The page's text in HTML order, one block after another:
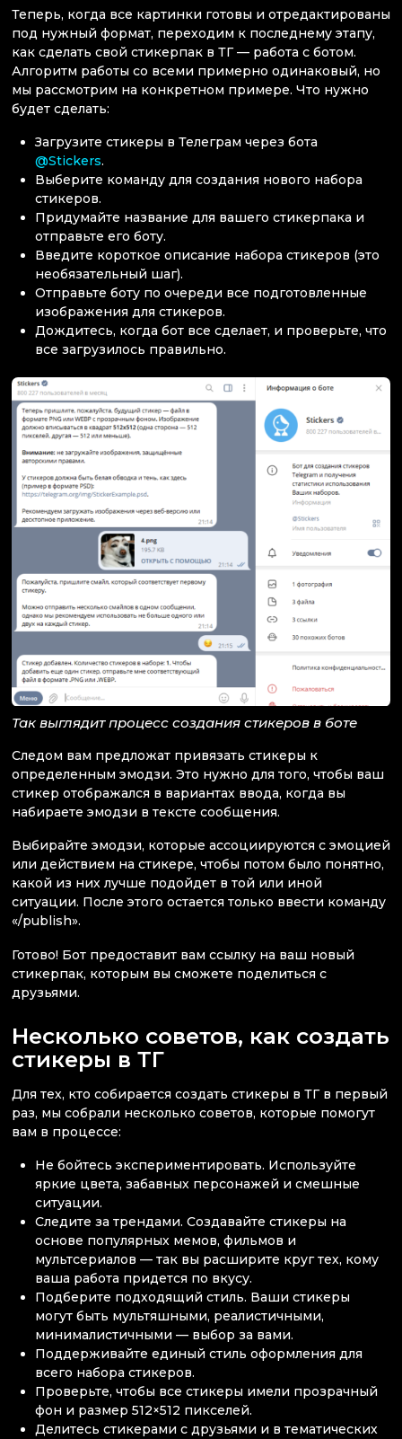
Теперь, когда все картинки готовы и отредактированы
под нужный формат, переходим к последнему этапу,
как сделать свой стикерпак в ТГ — работа с ботом.
Алгоритм работы со всеми примерно одинаковый, но
мы рассмотрим на конкретном примере. Что нужно
будет сделать:
Загрузите стикеры в Телеграм через бота
@Stickers.
Выберите команду для создания нового набора
стикеров.
Придумайте название для вашего стикерпака и
отправьте его боту.
Введите короткое описание набора стикеров (это
необязательный шаг).
Отправьте боту по очереди все подготовленные
изображения для стикеров.
Дождитесь, когда бот все сделает, и проверьте, что
все загрузилось правильно.
Так выглядит процесс создания стикеров в боте
Следом вам предложат привязать стикеры к
определенным эмодзи. Это нужно для того, чтобы ваш
стикер отображался в вариантах ввода, когда вы
набираете эмодзи в тексте сообщения.
Выбирайте эмодзи, которые ассоциируются с эмоцией
или действием на стикере, чтобы потом было понятно,
какой из них лучше подойдет в той или иной
ситуации. После этого остается только ввести команду
«/publish».
Готово! Бот предоставит вам ссылку на ваш новый
стикерпак, которым вы сможете поделиться с
друзьями.
Несколько советов, как создать
стикеры в ТГ
Для тех, кто собирается создать стикеры в ТГ в первый
раз, мы собрали несколько советов, которые помогут
вам в процессе:
Не бойтесь экспериментировать. Используйте
яркие цвета, забавных персонажей и смешные
ситуации.
Следите за трендами. Создавайте стикеры на
основе популярных мемов, фильмов и
мультсериалов — так вы расширите круг тех, кому
ваша работа придется по вкусу.
Подберите подходящий стиль. Ваши стикеры
могут быть мультяшными, реалистичными,
минималистичными — выбор за вами.
Поддерживайте единый стиль оформления для
всего набора стикеров.
Проверьте, чтобы все стикеры имели прозрачный
фон и размер 512×512 пикселей.
Делитесь стикерами с друзьями и в тематических